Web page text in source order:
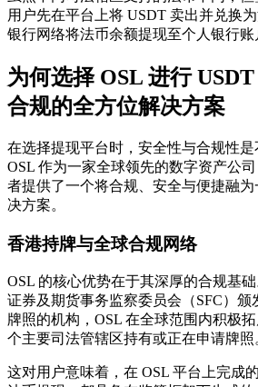
用户先在平台上将 USDT 卖出并兑换
银行网络将法币余额提现至个人银行账
为何选择 OSL 进行 USDT
合规的全方位解决方案
在选择提现平台时，安全性与合规性是
OSL 作为一家全球领先的数字资产公
者提供了一个将合规、安全与便捷融
决方案。
香港持牌与全球合规网络
OSL 的核心优势在于其深厚的合规基
证券及期货事务监察委员会（SFC）颁
牌照的机构，OSL 在全球范围内积极
个主要司法管辖区持有或正在申请牌照
这对用户意味着，在 OSL 平台上完成